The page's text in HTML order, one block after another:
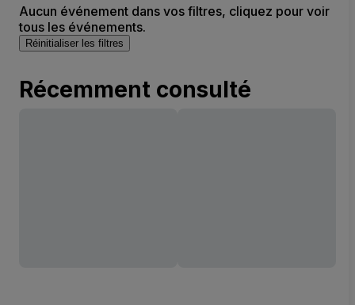
Aucun événement dans vos filtres, cliquez pour voir
tous les événements.
Réinitialiser les filtres
Récemment consulté